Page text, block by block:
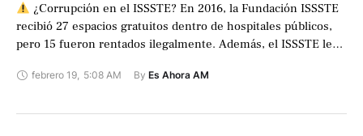
¿Corrupción en el ISSSTE? En 2016, la Fundación ISSSTE
recibió 27 espacios gratuitos dentro de hospitales públicos,
pero 15 fueron rentados ilegalmente. Además, el ISSSTE le
febrero 19, 5:08 AM By Es Ahora AM